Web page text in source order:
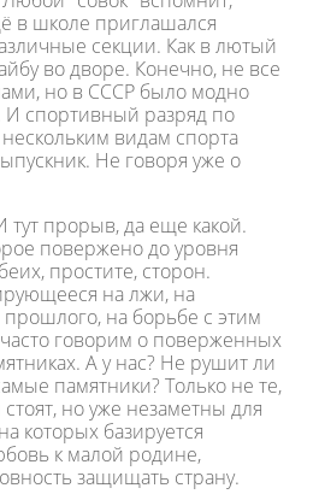
в школе приглашался
секции. Как в лютый
во дворе. Конечно, не все
но в СССР было модно
спортивный разряд по
видам спорта
Не говоря уже о
тут прорыв, да еще какой.
повержено до уровня
простите, сторон.
на лжи, на
прошлого, на борьбе с этим
говорим о поверженных
А у нас? Не рушит ли
памятники? Только не те,
но уже незаметны для
которых базируется
к малой родине,
защищать страну.